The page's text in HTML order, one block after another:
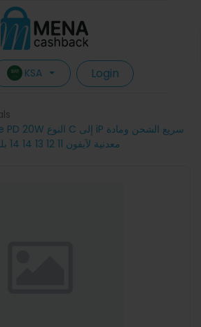
KSA Login
معدنية لآيفون 11 12 13 14 14 بلس 14 برو ماكس، للآيباد